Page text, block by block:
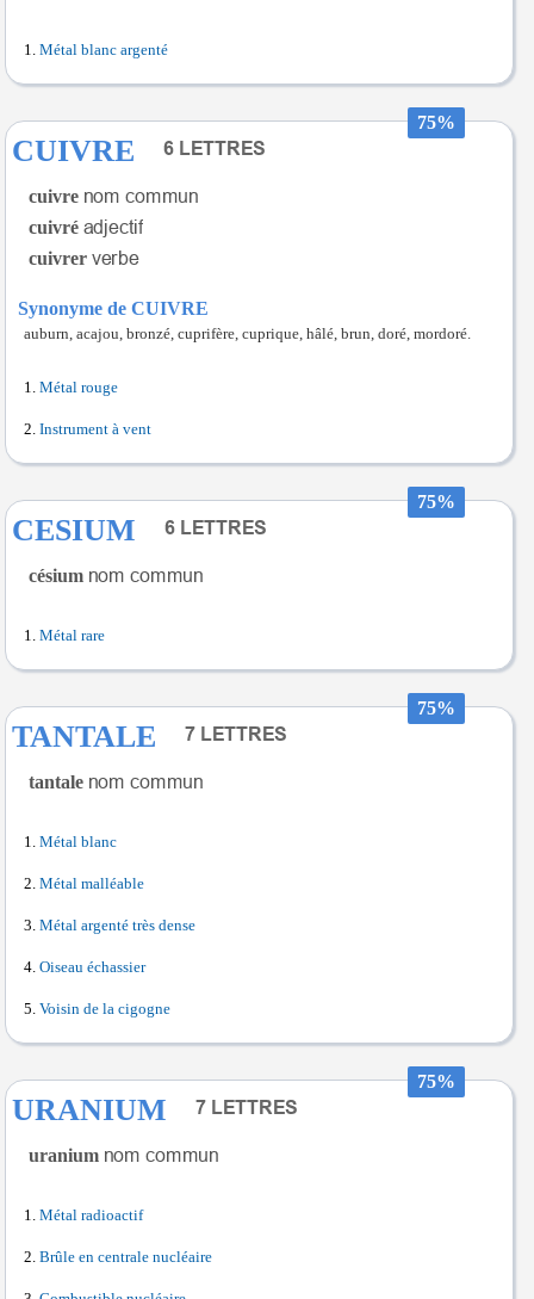
Métal blanc argenté
75%
CUIVRE
cuivre
cuivré
cuivrer
Synonyme de CUIVRE
auburn, acajou, bronzé, cuprifère, cuprique, hâlé, brun, doré, mordoré.
Métal rouge
Instrument à vent
75%
CESIUM
césium
Métal rare
75%
TANTALE
tantale
Métal blanc
Métal malléable
Métal argenté très dense
Oiseau échassier
Voisin de la cigogne
75%
URANIUM
uranium
Métal radioactif
Brûle en centrale nucléaire